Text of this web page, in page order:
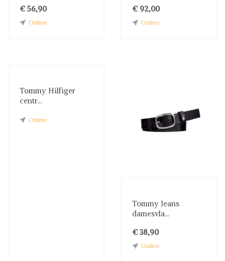
€ 56,90
Online
€ 92,00
Online
Tommy Hilfiger
centr...
Online
Tommy Jeans
damesvla...
€ 38,90
Online